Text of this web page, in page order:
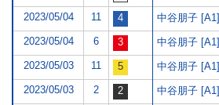
2023/05/04 11 中谷朋子 [A1]
2023/05/04 6 中谷朋子 [A1]
2023/05/03 11 中谷朋子 [A1]
2023/05/03 2 中谷朋子 [A1]